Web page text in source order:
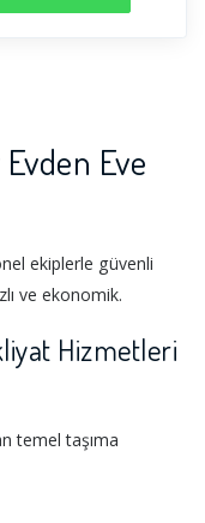
bizi eşinize
Eve
ekiplerle güvenli
ve ekonomik.
Hizmetleri
temel taşıma